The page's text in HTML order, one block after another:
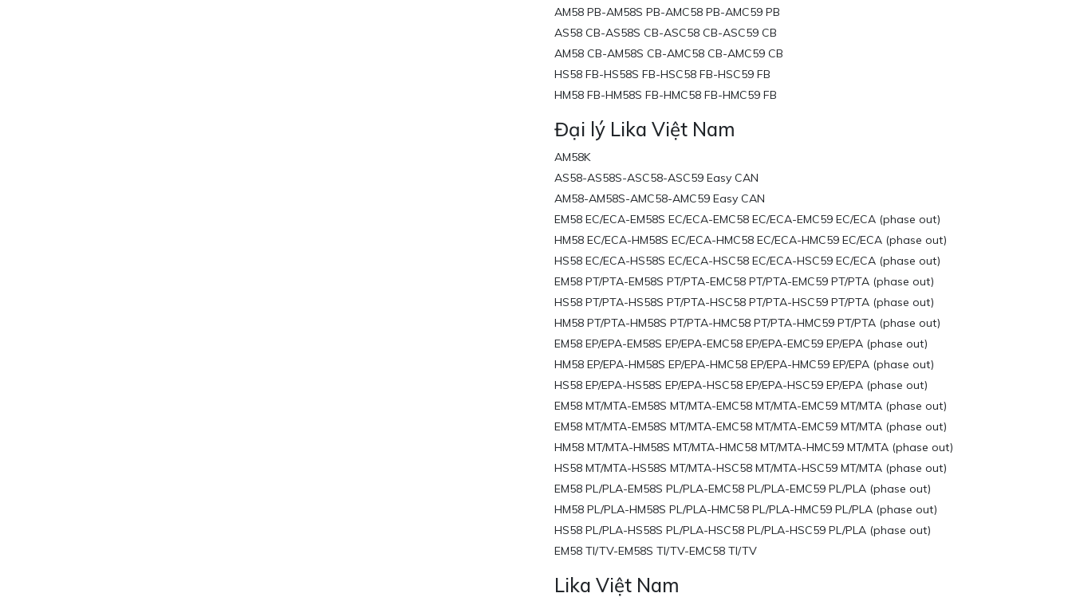
AM58 PB-AM58S PB-AMC58 PB-AMC59 PB
AS58 CB-AS58S CB-ASC58 CB-ASC59 CB
AM58 CB-AM58S CB-AMC58 CB-AMC59 CB
HS58 FB-HS58S FB-HSC58 FB-HSC59 FB
HM58 FB-HM58S FB-HMC58 FB-HMC59 FB
Đại lý Lika Việt Nam
AM58K
AS58-AS58S-ASC58-ASC59 Easy CAN
AM58-AM58S-AMC58-AMC59 Easy CAN
EM58 EC/ECA-EM58S EC/ECA-EMC58 EC/ECA-EMC59 EC/ECA (phase out)
HM58 EC/ECA-HM58S EC/ECA-HMC58 EC/ECA-HMC59 EC/ECA (phase out)
HS58 EC/ECA-HS58S EC/ECA-HSC58 EC/ECA-HSC59 EC/ECA (phase out)
EM58 PT/PTA-EM58S PT/PTA-EMC58 PT/PTA-EMC59 PT/PTA (phase out)
HS58 PT/PTA-HS58S PT/PTA-HSC58 PT/PTA-HSC59 PT/PTA (phase out)
HM58 PT/PTA-HM58S PT/PTA-HMC58 PT/PTA-HMC59 PT/PTA (phase out)
EM58 EP/EPA-EM58S EP/EPA-EMC58 EP/EPA-EMC59 EP/EPA (phase out)
HM58 EP/EPA-HM58S EP/EPA-HMC58 EP/EPA-HMC59 EP/EPA (phase out)
HS58 EP/EPA-HS58S EP/EPA-HSC58 EP/EPA-HSC59 EP/EPA (phase out)
EM58 MT/MTA-EM58S MT/MTA-EMC58 MT/MTA-EMC59 MT/MTA (phase out)
EM58 MT/MTA-EM58S MT/MTA-EMC58 MT/MTA-EMC59 MT/MTA (phase out)
HM58 MT/MTA-HM58S MT/MTA-HMC58 MT/MTA-HMC59 MT/MTA (phase out)
HS58 MT/MTA-HS58S MT/MTA-HSC58 MT/MTA-HSC59 MT/MTA (phase out)
EM58 PL/PLA-EM58S PL/PLA-EMC58 PL/PLA-EMC59 PL/PLA (phase out)
HM58 PL/PLA-HM58S PL/PLA-HMC58 PL/PLA-HMC59 PL/PLA (phase out)
HS58 PL/PLA-HS58S PL/PLA-HSC58 PL/PLA-HSC59 PL/PLA (phase out)
EM58 TI/TV-EM58S TI/TV-EMC58 TI/TV
Lika Việt Nam